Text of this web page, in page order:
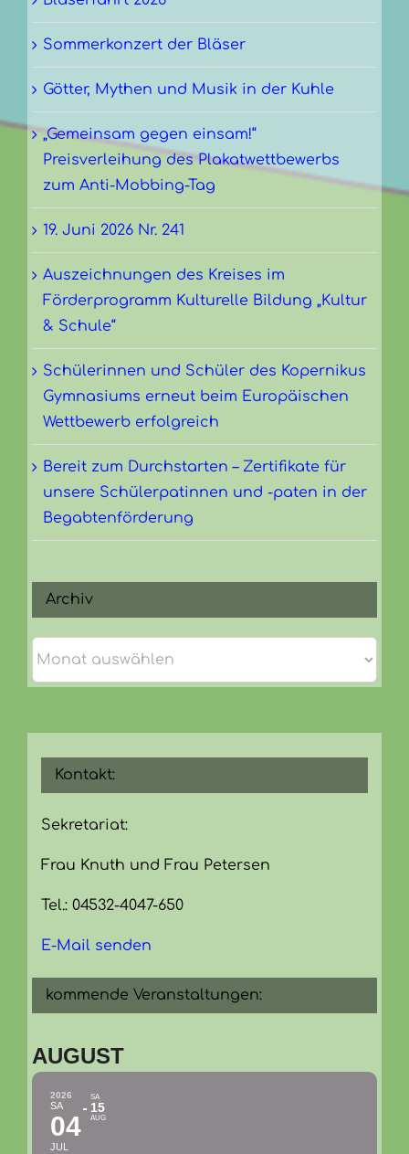
Kontakt:
Sekretariat:
Frau Knuth und Frau Petersen
Tel.: 04532-4047-650
E-Mail senden
kommende Veranstaltungen:
AUGUST
2026
SA
04
JUL
SA
15
AUG
Sommerkonzert der Bläser
Götter, Mythen und Musik in der Kuhle
„Gemeinsam gegen einsam!“
Preisverleihung des Plakatwettbewerbs
zum Anti-Mobbing-Tag
19. Juni 2026 Nr. 241
Auszeichnungen des Kreises im
Förderprogramm Kulturelle Bildung „Kultur
& Schule“
Schülerinnen und Schüler des Kopernikus
Gymnasiums erneut beim Europäischen
Wettbewerb erfolgreich
Bereit zum Durchstarten – Zertifikate für
unsere Schülerpatinnen und -paten in der
Begabtenförderung
Archiv
Archiv